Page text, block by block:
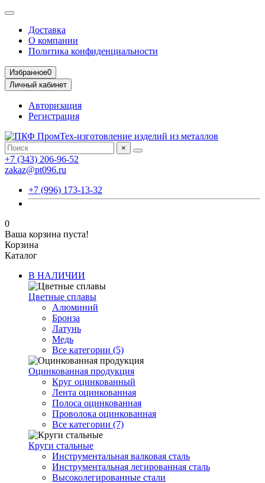
Доставка
О компании
Политика конфиденциальности
Избранное0
Личный кабинет
Авторизация
Регистрация
×
+7 (343) 206-96-52
zakaz@pt096.ru
+7 (996) 173-13-32
0
Ваша корзина пуста!
Корзина
Каталог
В НАЛИЧИИ
Цветные сплавы
Алюминий
Бронза
Латунь
Медь
Все категории (5)
Оцинкованная продукция
Круг оцинкованный
Лента оцинкованная
Полоса оцинкованная
Проволока оцинкованная
Все категории (7)
Круги стальные
Инструментальная валковая сталь
Инструментальная легированная сталь
Высоколегированные стали